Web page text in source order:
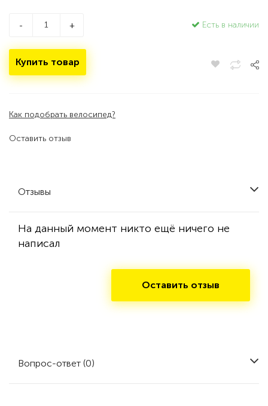
Оставить отзыв
- + Есть в наличии
Купить товар
Как подобрать велосипед?
Отзывы
На данный момент никто ещё ничего не
написал
Оставить отзыв
Вопрос-ответ (0)